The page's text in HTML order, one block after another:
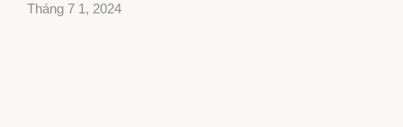
Tháng 7 1, 2024